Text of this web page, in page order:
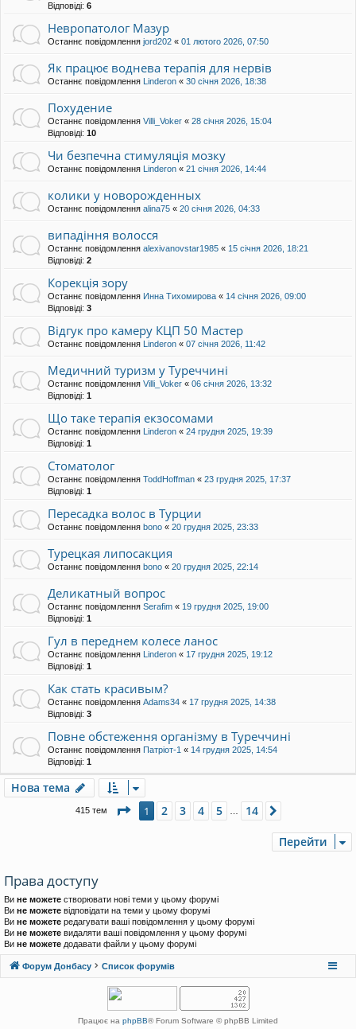
Відповіді: 6
Невропатолог Мазур
Останнє повідомлення jord202 « 01 лютого 2026, 07:50
Як працює воднева терапія для нервів
Останнє повідомлення Linderon « 30 січня 2026, 18:38
Похудение
Останнє повідомлення Villi_Voker « 28 січня 2026, 15:04
Відповіді: 10
Чи безпечна стимуляція мозку
Останнє повідомлення Linderon « 21 січня 2026, 14:44
колики у новорожденных
Останнє повідомлення alina75 « 20 січня 2026, 04:33
випадіння волосся
Останнє повідомлення alexivanovstar1985 « 15 січня 2026, 18:21
Відповіді: 2
Корекція зору
Останнє повідомлення Инна Тихомирова « 14 січня 2026, 09:00
Відповіді: 3
Відгук про камеру КЦП 50 Мастер
Останнє повідомлення Linderon « 07 січня 2026, 11:42
Медичний туризм у Туреччині
Останнє повідомлення Villi_Voker « 06 січня 2026, 13:32
Відповіді: 1
Що таке терапія екзосомами
Останнє повідомлення Linderon « 24 грудня 2025, 19:39
Відповіді: 1
Стоматолог
Останнє повідомлення ToddHoffman « 23 грудня 2025, 17:37
Відповіді: 1
Пересадка волос в Турции
Останнє повідомлення bono « 20 грудня 2025, 23:33
Турецкая липосакция
Останнє повідомлення bono « 20 грудня 2025, 22:14
Деликатный вопрос
Останнє повідомлення Serafim « 19 грудня 2025, 19:00
Відповіді: 1
Гул в переднем колесе ланос
Останнє повідомлення Linderon « 17 грудня 2025, 19:12
Відповіді: 1
Как стать красивым?
Останнє повідомлення Adams34 « 17 грудня 2025, 14:38
Відповіді: 3
Повне обстеження організму в Туреччині
Останнє повідомлення Патріот-1 « 14 грудня 2025, 14:54
Відповіді: 1
Нова тема
415 тем Сторінка1 з14
1 2 3 4 5 14
Перейти
Права доступу
Ви не можете створювати нові теми у цьому форумі
Ви не можете відповідати на теми у цьому форумі
Ви не можете редагувати ваші повідомлення у цьому форумі
Ви не можете видаляти ваші повідомлення у цьому форумі
Ви не можете додавати файли у цьому форумі
Форум Донбасу Список форумів
Працює на phpBB® Forum Software © phpBB Limited